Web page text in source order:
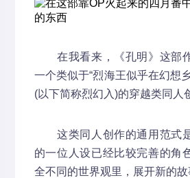
在我看来，《孔明》这部
一个类似于“烈海王似乎在幻想
(以下简称烈幻入)的穿越类同人
这类同人创作的通用范式
的一位人设已经比较完善的角
全不同的世界观里，展开新的故